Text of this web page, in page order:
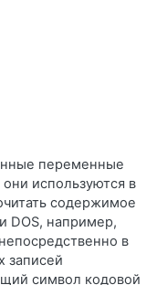
переменные
используются в
содержимое
DOS, например,
в
записей
символ кодовой